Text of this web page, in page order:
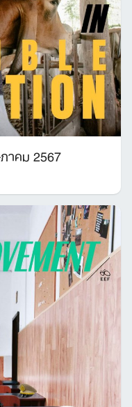
าคม 2567